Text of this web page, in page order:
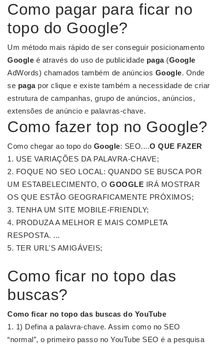
Como pagar para ficar no
topo do Google?
Um método mais rápido de ser conseguir posicionamento
Google é através do uso de publicidade paga(Google
AdWords) chamados também de anúncios Google. Onde
se pagapor clique e existe também a necessidade de criar
estrutura de campanhas, grupo de anúncios, anúncios,
extensões de anúncio e palavras-chave.
Como fazer top no Google?
Como chegar ao topo do Google: SEO....O QUE FAZER
USE VARIAÇÕES DA PALAVRA-CHAVE;
FOQUE NO SEO LOCAL: QUANDO SE BUSCA POR
UM ESTABELECIMENTO, O GOOGLE IRÁ MOSTRAR
OS QUE ESTÃO GEOGRAFICAMENTE PRÓXIMOS;
TENHA UM SITE MOBILE-FRIENDLY;
PRODUZA A MELHOR E MAIS COMPLETA
RESPOSTA. ...
TER URL'S AMIGÁVEIS;
Como ficar no topo das
buscas?
Como ficar no topo das buscas do YouTube
1) Defina a palavra-chave. Assim como no SEO
“normal”, o primeiro passo no YouTube SEO é a pesquisa